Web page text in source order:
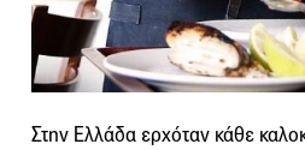
Στην Ελλάδα ερχόταν κάθε